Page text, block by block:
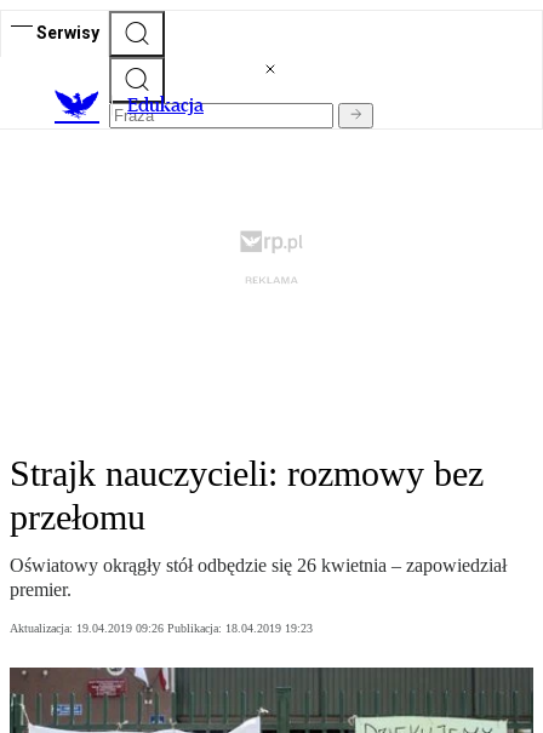
Serwisy
Edukacja
Strajk nauczycieli: rozmowy bez
przełomu
Oświatowy okrągły stół odbędzie się 26 kwietnia – zapowiedział
premier.
Aktualizacja: 19.04.2019 09:26 Publikacja: 18.04.2019 19:23